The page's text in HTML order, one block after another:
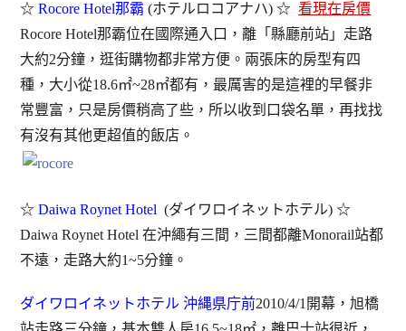
☆Rocore Hotel那霸 (ホテルロコアナハ) ☆看現在房價
Rocore Hotel那霸位在國際通入口，離「縣廳前站」走路
大約2分鐘，逛街購物都非常方便。兩張床的房型有四
種，大小從18.6㎡~28㎡都有，最厲害的是這裡的早餐非
常豐富，只是房價稍高了些，所以收到口袋名單，再找找
有沒有其他更超值的飯店。
☆Daiwa Roynet Hotel (ダイワロイネットホテル) ☆
Daiwa Roynet Hotel 在沖繩有三間，三間都離Monorail站都
不遠，走路大約1~5分鐘。
ダイワロイネットホテル 沖縄県庁前2010/4/1開幕，旭橋